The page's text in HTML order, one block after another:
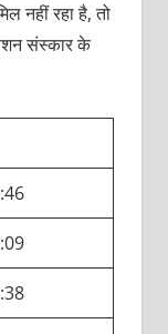
नहीं रहा है, तो
संस्कार के